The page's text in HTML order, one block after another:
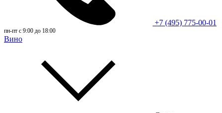
+7 (495) 775-00-01
пн-пт с 9:00 до 18:00
Вино